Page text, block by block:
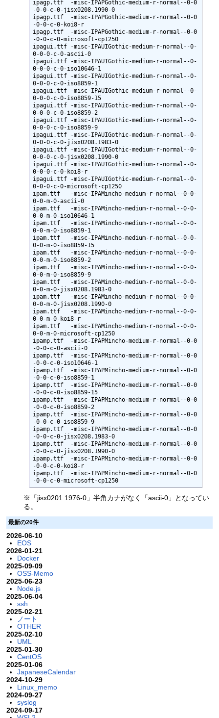
ipagp.ttf  -misc-IPAPGothic-medium-r-normal--0-0
-0-0-c-0-jisx0208.1990-0
ipagp.ttf  -misc-IPAPGothic-medium-r-normal--0-0
-0-0-c-0-koi8-r
ipagp.ttf  -misc-IPAPGothic-medium-r-normal--0-0
-0-0-c-0-microsoft-cp1250
ipagui.ttf -misc-IPAUIGothic-medium-r-normal--0-
0-0-0-c-0-ascii-0
ipagui.ttf -misc-IPAUIGothic-medium-r-normal--0-
0-0-0-c-0-iso10646-1
ipagui.ttf -misc-IPAUIGothic-medium-r-normal--0-
0-0-0-c-0-iso8859-1
ipagui.ttf -misc-IPAUIGothic-medium-r-normal--0-
0-0-0-c-0-iso8859-15
ipagui.ttf -misc-IPAUIGothic-medium-r-normal--0-
0-0-0-c-0-iso8859-2
ipagui.ttf -misc-IPAUIGothic-medium-r-normal--0-
0-0-0-c-0-iso8859-9
ipagui.ttf -misc-IPAUIGothic-medium-r-normal--0-
0-0-0-c-0-jisx0208.1983-0
ipagui.ttf -misc-IPAUIGothic-medium-r-normal--0-
0-0-0-c-0-jisx0208.1990-0
ipagui.ttf -misc-IPAUIGothic-medium-r-normal--0-
0-0-0-c-0-koi8-r
ipagui.ttf -misc-IPAUIGothic-medium-r-normal--0-
0-0-0-c-0-microsoft-cp1250
ipam.ttf   -misc-IPAMincho-medium-r-normal--0-0-
0-0-m-0-ascii-0
ipam.ttf   -misc-IPAMincho-medium-r-normal--0-0-
0-0-m-0-iso10646-1
ipam.ttf   -misc-IPAMincho-medium-r-normal--0-0-
0-0-m-0-iso8859-1
ipam.ttf   -misc-IPAMincho-medium-r-normal--0-0-
0-0-m-0-iso8859-15
ipam.ttf   -misc-IPAMincho-medium-r-normal--0-0-
0-0-m-0-iso8859-2
ipam.ttf   -misc-IPAMincho-medium-r-normal--0-0-
0-0-m-0-iso8859-9
ipam.ttf   -misc-IPAMincho-medium-r-normal--0-0-
0-0-m-0-jisx0208.1983-0
ipam.ttf   -misc-IPAMincho-medium-r-normal--0-0-
0-0-m-0-jisx0208.1990-0
ipam.ttf   -misc-IPAMincho-medium-r-normal--0-0-
0-0-m-0-koi8-r
ipam.ttf   -misc-IPAMincho-medium-r-normal--0-0-
0-0-m-0-microsoft-cp1250
ipamp.ttf  -misc-IPAPMincho-medium-r-normal--0-0
-0-0-c-0-ascii-0
ipamp.ttf  -misc-IPAPMincho-medium-r-normal--0-0
-0-0-c-0-iso10646-1
ipamp.ttf  -misc-IPAPMincho-medium-r-normal--0-0
-0-0-c-0-iso8859-1
ipamp.ttf  -misc-IPAPMincho-medium-r-normal--0-0
-0-0-c-0-iso8859-15
ipamp.ttf  -misc-IPAPMincho-medium-r-normal--0-0
-0-0-c-0-iso8859-2
ipamp.ttf  -misc-IPAPMincho-medium-r-normal--0-0
-0-0-c-0-iso8859-9
ipamp.ttf  -misc-IPAPMincho-medium-r-normal--0-0
-0-0-c-0-jisx0208.1983-0
ipamp.ttf  -misc-IPAPMincho-medium-r-normal--0-0
-0-0-c-0-jisx0208.1990-0
ipamp.ttf  -misc-IPAPMincho-medium-r-normal--0-0
-0-0-c-0-koi8-r
ipamp.ttf  -misc-IPAPMincho-medium-r-normal--0-0
-0-0-c-0-microsoft-cp1250
※「jisx0201.1976-0」半角カナがなく「ascii-0」となってい
る。
最新の20件
2026-06-10
EOS
2026-01-21
Docker
2025-09-09
OSS-Memo
2025-06-23
Node.js
2025-06-04
ssh
2025-02-21
ノート
OTHER
2025-02-10
UML
2025-01-30
CentOS
2025-01-06
JapaneseCalendar
2024-10-29
Linux_memo
2024-09-27
syslog
2024-09-17